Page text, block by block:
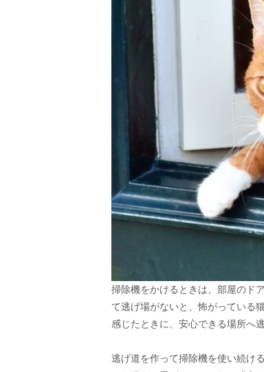
掃除機をかけるときは、部屋のド
て逃げ場がないと、怖がっている
感じたときに、安心できる場所へ
逃げ道を作って掃除機を使い続け